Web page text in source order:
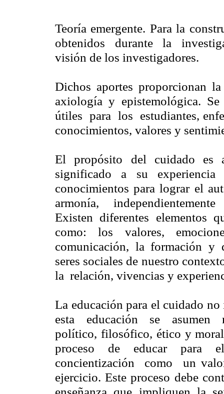
Teoría emergente. Para la
obtenidos durante la
visión de los investigadores.
Dichos aportes proporcionan
axiología y epistemológica.
útiles para los estudiantes,
conocimientos, valores y
El propósito del cuidado es
significado a su
conocimientos para lograr el
armonía,
Existen diferentes elementos
como: los valores,
comunicación, la formación y
seres sociales de nuestro
la relación, vivencias y
La educación para el cuidado
esta educación se asumen
político, filosófico, ético y
proceso de educar para
concientización como un
ejercicio. Este proceso debe